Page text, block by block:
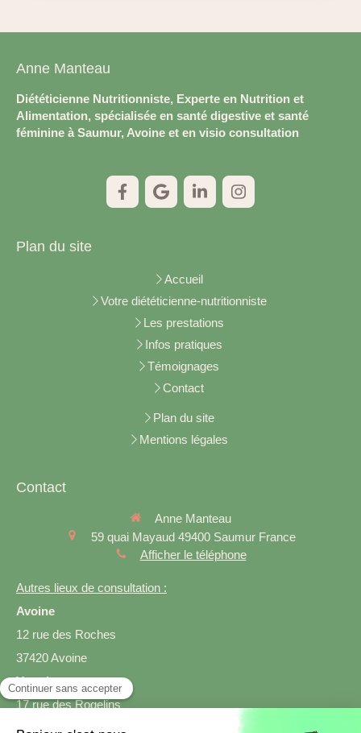
Anne Manteau
Diététicienne Nutritionniste, Experte en Nutrition et
Alimentation, spécialisée en santé digestive et santé
féminine à Saumur, Avoine et en visio consultation
Plan du site
Accueil
Votre diététicienne-nutritionniste
Les prestations
Infos pratiques
Témoignages
Contact
Plan du site
Mentions légales
Contact
Anne Manteau
59 quai Mayaud 49400 Saumur France
Afficher le téléphone
Autres lieux de consultation :
Avoine
12 rue des Roches
37420 Avoine
Varrains
17 rue des Rogelins
49400 Varrains